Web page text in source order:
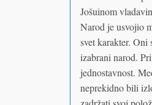
Jošuinom
Narod je usvojio
svet karakter.
izabrani narod.
jednostavnost.
neprekidno bili